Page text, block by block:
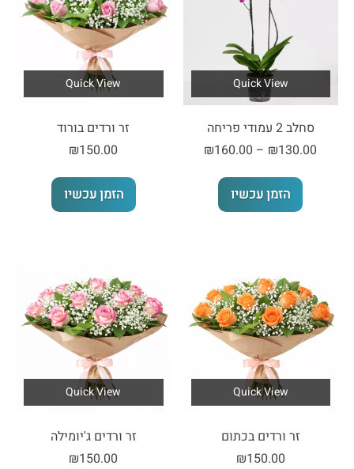
Quick View
סחלב 2 עמודי פריחה
₪130.00
–
₪160.00 טווח
הזמן עכשיו
למוצר
ניתן
לבחור
את
Quick View
זר ורדים בורוד
₪150.00
הזמן עכשיו
Quick View
זר ורדים בכתום
₪150.00
Quick View
זר ורדים ג'יומילה
₪150.00